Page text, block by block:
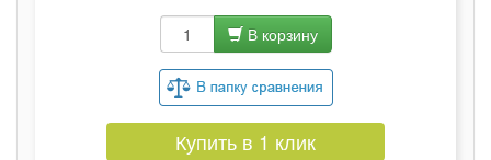
В корзину
Купить в 1 клик